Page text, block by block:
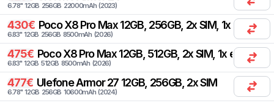
6.78" 12GB 256GB 22000mAh (2023)
430€ Poco X8 Pro Max 12GB, 256GB, 2x SIM, 1x eSIM
6.83" 12GB 256GB 8500mAh (2026)
475€ Poco X8 Pro Max 12GB, 512GB, 2x SIM, 1x eSIM
6.83" 12GB 512GB 8500mAh (2026)
477€ UlefoneArmor 27 12GB, 256GB, 2x SIM
6.78" 12GB 256GB 10600mAh (2024)